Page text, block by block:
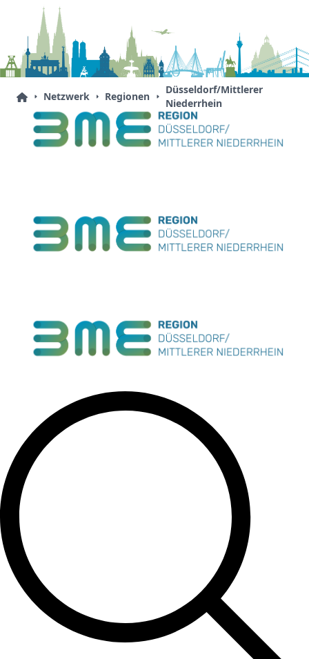
Netzwerk Regionen
Düsseldorf/Mittlerer
Niederrhein